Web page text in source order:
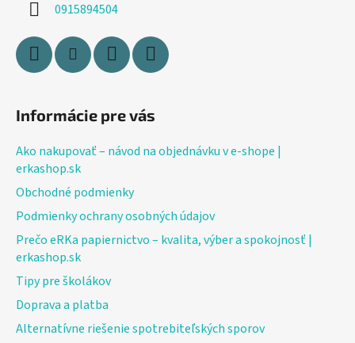
0915894504
Informácie pre vás
Ako nakupovať – návod na objednávku v e-shope |
erkashop.sk
Obchodné podmienky
Podmienky ochrany osobných údajov
Prečo eRKa papiernictvo – kvalita, výber a spokojnosť |
erkashop.sk
Tipy pre školákov
Doprava a platba
Alternatívne riešenie spotrebiteľských sporov